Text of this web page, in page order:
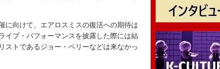
向けて、エアロスミスの復活への期待は
イブ・パフォーマンスを披露した際には結
ストであるジョー・ペリーなどは来なかっ